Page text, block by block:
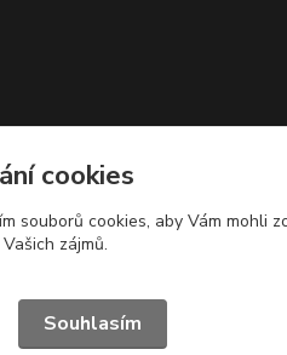
cookies
souborů cookies, aby Vám mohli
zájmů.
Souhlasím